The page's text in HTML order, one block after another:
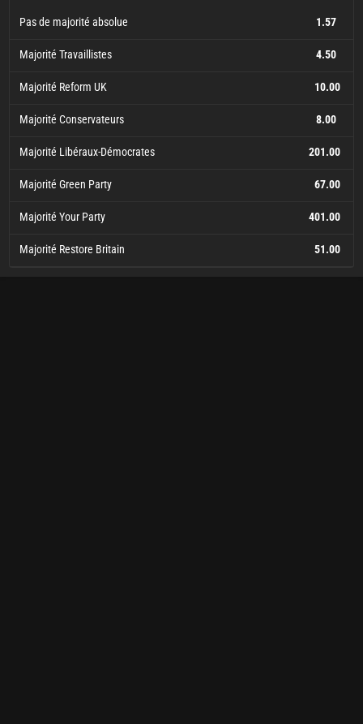
Pas de majorité absolue 1.57
Majorité Travaillistes 4.50
Majorité Reform UK 10.00
Majorité Conservateurs 8.00
Majorité Libéraux-Démocrates 201.00
Majorité Green Party 67.00
Majorité Your Party 401.00
Majorité Restore Britain 51.00